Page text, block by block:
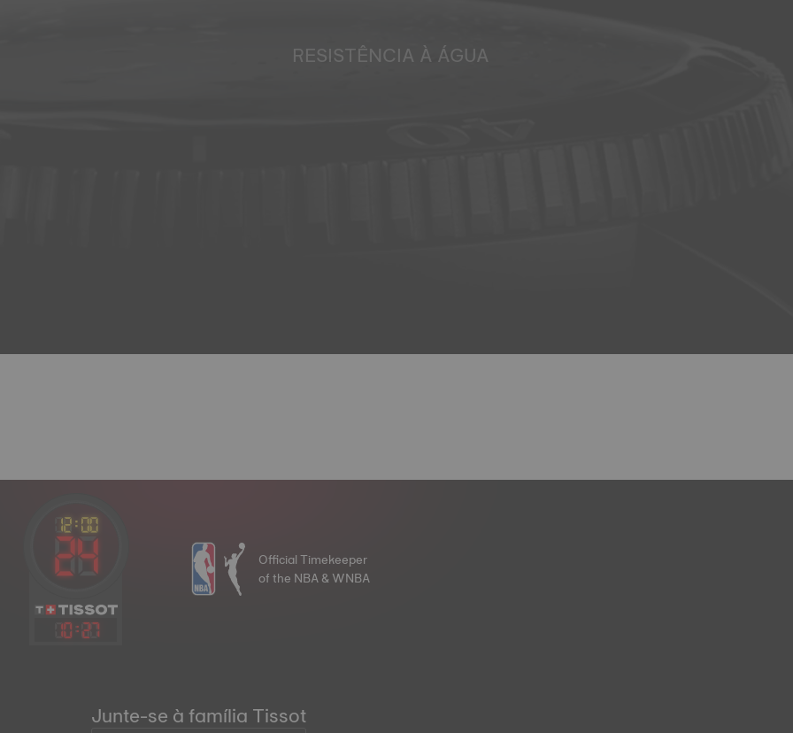
RESISTÊNCIA À ÁGUA
10:27
Official Timekeeper
of the NBA & WNBA
Junte-se à família Tissot